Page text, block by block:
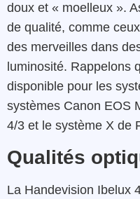
doux et « moelleux ».
de qualité, comme
des merveilles dans
luminosité. Rappelons
disponible pour les
systèmes Canon EOS
4/3 et le système X de
Qualités
La Handevision Ibelux